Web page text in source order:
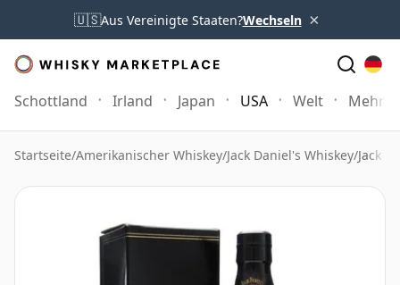
🇺🇸Aus Vereinigte Staaten?Wechseln ×
Schottland Irland Japan USA Welt Mehr
Startseite/Amerikanischer Whiskey/Jack Daniel's Whiskey/Jack